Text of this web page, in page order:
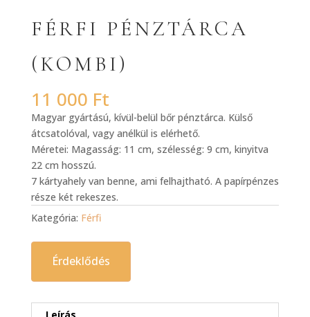
FÉRFI PÉNZTÁRCA
(KOMBI)
11 000 Ft
Magyar gyártású, kívül-belül bőr pénztárca. Külső
átcsatolóval, vagy anélkül is elérhető.
Méretei: Magasság: 11 cm, szélesség: 9 cm, kinyitva
22 cm hosszú.
7 kártyahely van benne, ami felhajtható. A papírpénzes
része két rekeszes.
Kategória: Férfi
Érdeklődés
Leírás